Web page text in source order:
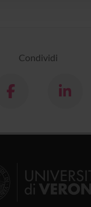
Condividi